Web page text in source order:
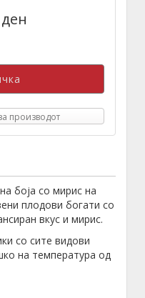
производот
боја со мирис на
плодови богати со
вкус и мирис.
со сите видови
на температура од